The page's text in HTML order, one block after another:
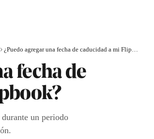
¿Puedo agregar una fecha de caducidad a mi Flipbook?
fecha de
un periodo